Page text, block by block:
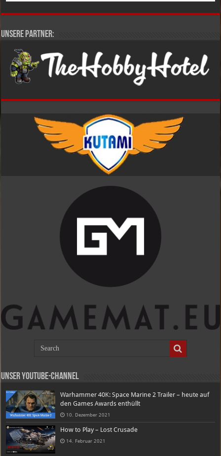
Unsere Partner:
Unser Youtube-Channel
Warhammer 40K: Space Marine 2 Trailer – heute auf
den Games Awards enthüllt
10. Dezember 2021
How to Play – Lost Crusade
14. Februar 2021